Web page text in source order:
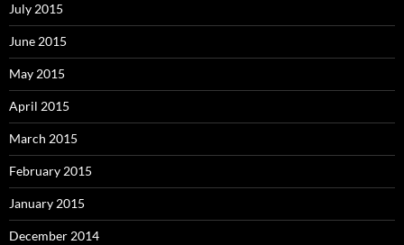
July 2015
June 2015
May 2015
April 2015
March 2015
February 2015
January 2015
December 2014